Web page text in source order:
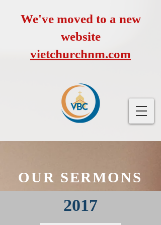
We've moved to a new
website
vietchurchnm.com
OUR SERMONS
2017